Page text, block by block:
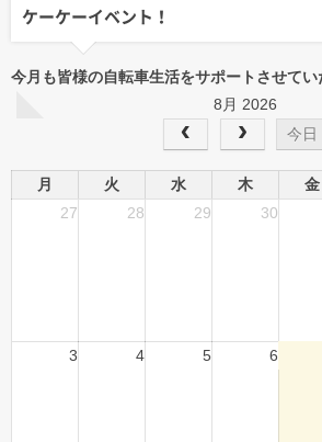
ケーケーイベント！
今月も皆様の自転車生活をサポートさせてい
8月 2026
今日
月 火 水 木 金
27
28 29 30
3 4 5 6